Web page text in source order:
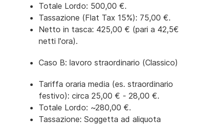
Totale Lordo: 500,00 €.
Tassazione (Flat Tax 15%): 75,00 €.
Netto in tasca: 425,00 € (pari a 42,5€
netti l'ora).
Caso B: lavoro straordinario (Classico)
Tariffa oraria media (es. straordinario
festivo): circa 25,00 € - 28,00 €.
Totale Lordo: ~280,00 €.
Tassazione: Soggetta ad aliquota